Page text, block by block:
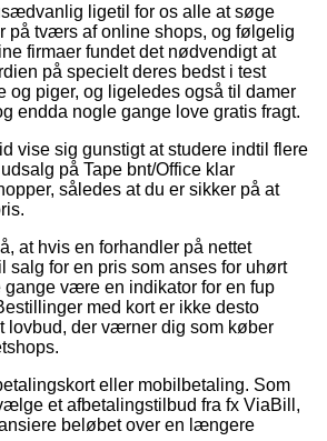
ligetil for os alle at søge
på tværs af online shops, og følgelig
firmaer fundet det nødvendigt at
på specielt deres bedst i test
og piger, og ligeledes også til damer
endda nogle gange love gratis fragt.
vise sig gunstigt at studere indtil flere
på Tape bnt/Office klar
således at du er sikker på at
at hvis en forhandler på nettet
salg for en pris som anses for uhørt
gange være en indikator for en fup
med kort er ikke desto
lovbud, der værner dig som køber
eller mobilbetaling. Som
et afbetalingstilbud fra fx ViaBill,
beløbet over en længere